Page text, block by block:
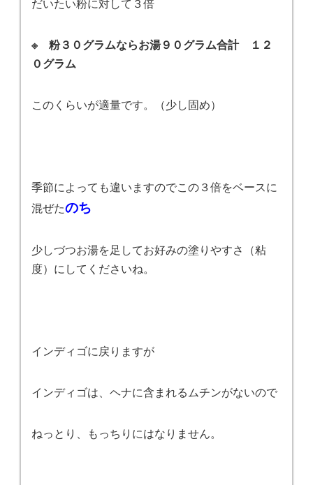
※ 粉３０グラムならお湯９０グラム合計 １２
０グラム
このくらいが適量です。（少し固め）
季節によっても違いますのでこの３倍をベースに
混ぜたのち
少しづつお湯を足してお好みの塗りやすさ（粘
度）にしてくださいね。
インディゴに戻りますが
インディゴは、ヘナに含まれるムチンがないので
ねっとり、もっちりにはなりません。